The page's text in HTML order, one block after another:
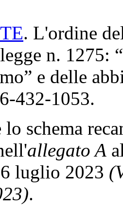
. L'ordine
n. 1275:
e delle
432-1053.
schema
allegato A
luglio 2023
.